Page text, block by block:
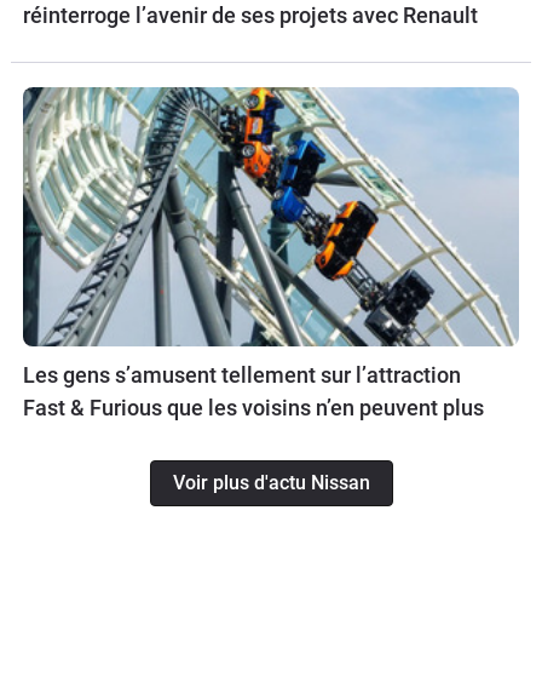
réinterroge l’avenir de ses projets avec Renault
Les gens s’amusent tellement sur l’attraction
Fast & Furious que les voisins n’en peuvent plus
Voir plus d'actu Nissan